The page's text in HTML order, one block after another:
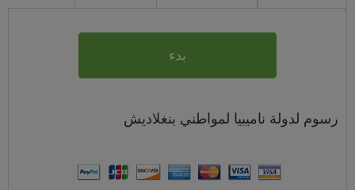
بدء
رسوم لدولة ناميبيا لمواطني بنغلاديش